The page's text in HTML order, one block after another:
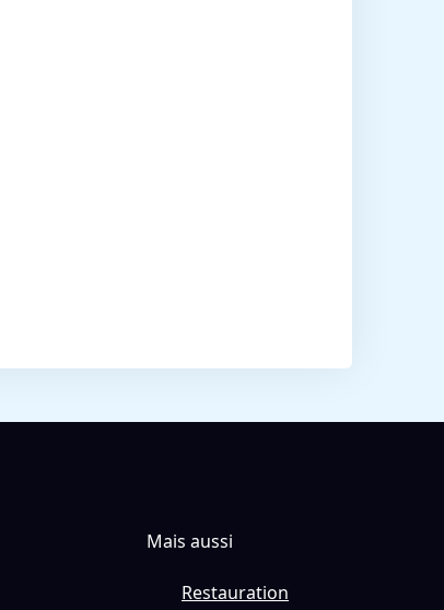
Mais aussi
Restauration